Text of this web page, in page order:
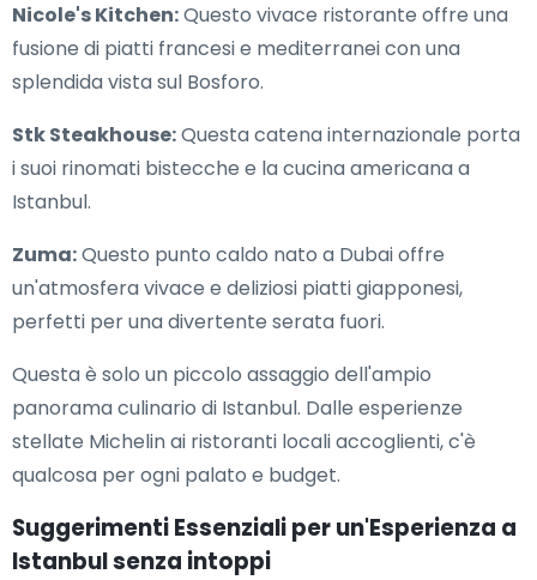
Nicole's Kitchen:Questo vivace ristorante offre una
fusione di piatti francesi e mediterranei con una
splendida vista sul Bosforo.
Stk Steakhouse:Questa catena internazionale porta
i suoi rinomati bistecche e la cucina americana a
Istanbul.
Zuma:Questo punto caldo nato a Dubai offre
un'atmosfera vivace e deliziosi piatti giapponesi,
perfetti per una divertente serata fuori.
Questa è solo un piccolo assaggio dell'ampio
panorama culinario di Istanbul. Dalle esperienze
stellate Michelin ai ristoranti locali accoglienti, c'è
qualcosa per ogni palato e budget.
Suggerimenti Essenziali per un'Esperienza a
Istanbul senza intoppi